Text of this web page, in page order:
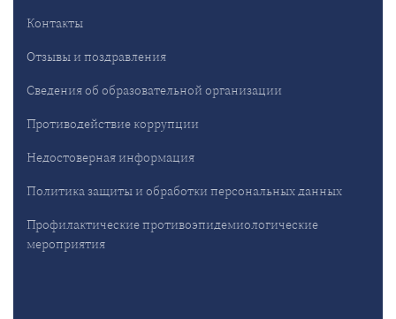
Контакты
Отзывы и поздравления
Сведения об образовательной организации
Противодействие коррупции
Недостоверная информация
Политика защиты и обработки персональных данных
Профилактические противоэпидемиологические
мероприятия